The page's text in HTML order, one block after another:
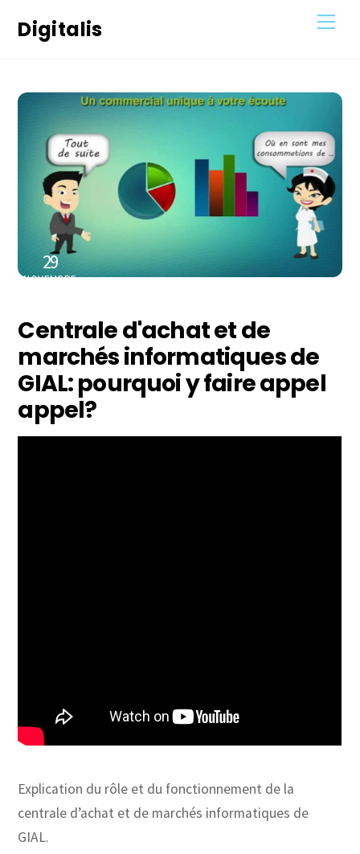
Digitalis
29
NOVEMBRE
Centrale d'achat et de
marchés informatiques de
GIAL: pourquoi y faire appel
appel?
Explication du rôle et du fonctionnement de la
centrale d’achat et de marchés informatiques de
GIAL.